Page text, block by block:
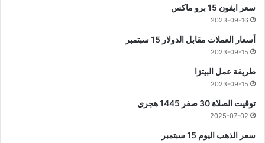
سعر ايفون 15 برو ماكس
2023-09-16
أسعار العملات مقابل الدولار 15 سبتمبر
2023-09-15
طريقة عمل البيتزا
2023-09-15
توقيت الصلاة 30 صفر 1445 هجري
2025-07-02
سعر الذهب اليوم 15 سبتمبر